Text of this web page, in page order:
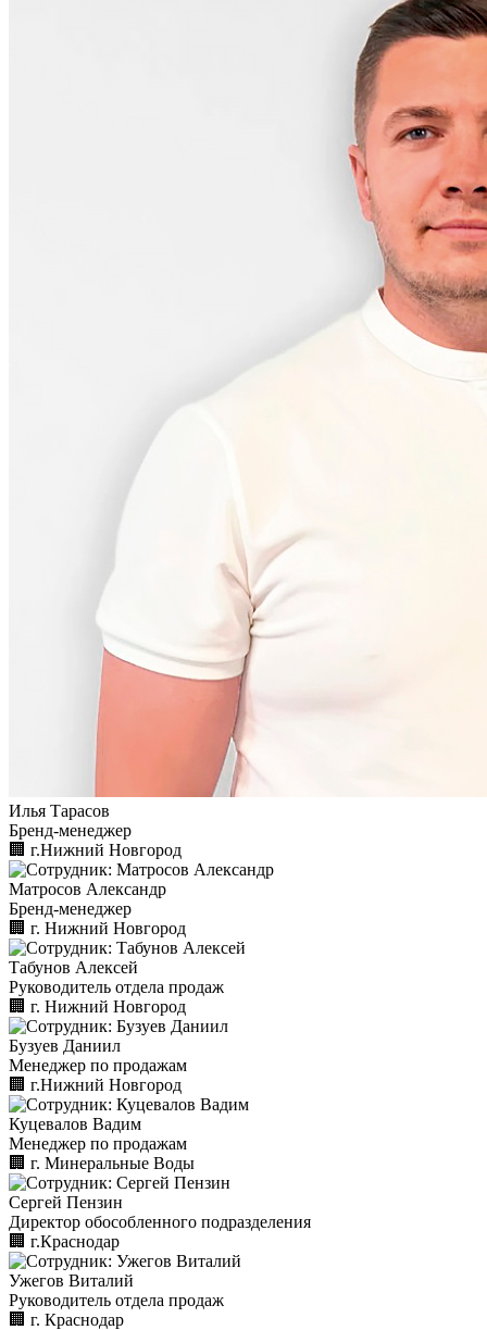
Илья Тарасов
Бренд-менеджер
🏢︎ г.Нижний Новгород
Матросов Александр
Бренд-менеджер
🏢︎ г. Нижний Новгород
Табунов Алексей
Руководитель отдела продаж
🏢︎ г. Нижний Новгород
Бузуев Даниил
Менеджер по продажам
🏢︎ г.Нижний Новгород
Куцевалов Вадим
Менеджер по продажам
🏢︎ г. Минеральные Воды
Сергей Пензин
Директор обособленного подразделения
🏢︎ г.Краснодар
Ужегов Виталий
Руководитель отдела продаж
🏢︎ г. Краснодар